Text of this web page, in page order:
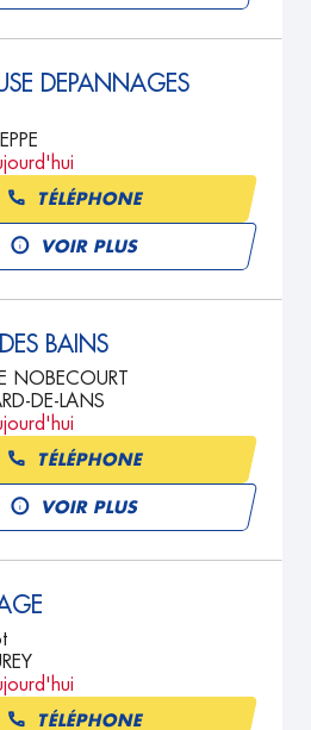
DEPANNAGES
TÉLÉPHONE
VOIR PLUS
BAINS
NOBECOURT
DE-LANS
TÉLÉPHONE
VOIR PLUS
TÉLÉPHONE